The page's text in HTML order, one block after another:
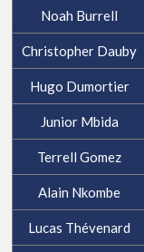
Noah Burrell
Christopher Dauby
Hugo Dumortier
Junior Mbida
Terrell Gomez
Alain Nkombe
Lucas Thévenard